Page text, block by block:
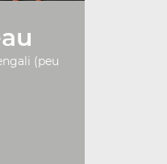
(peu